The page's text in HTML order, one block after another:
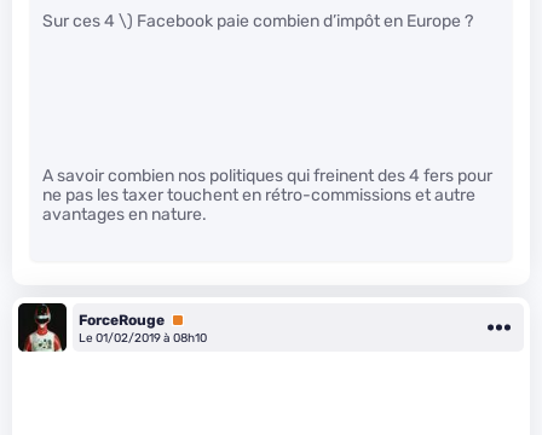
Sur ces 4 \) Facebook paie combien d’impôt en Europe ?
A savoir combien nos politiques qui freinent des 4 fers pour
ne pas les taxer touchent en rétro-commissions et autre
avantages en nature.
ForceRouge Premium
Le 01/02/2019 à 08h10